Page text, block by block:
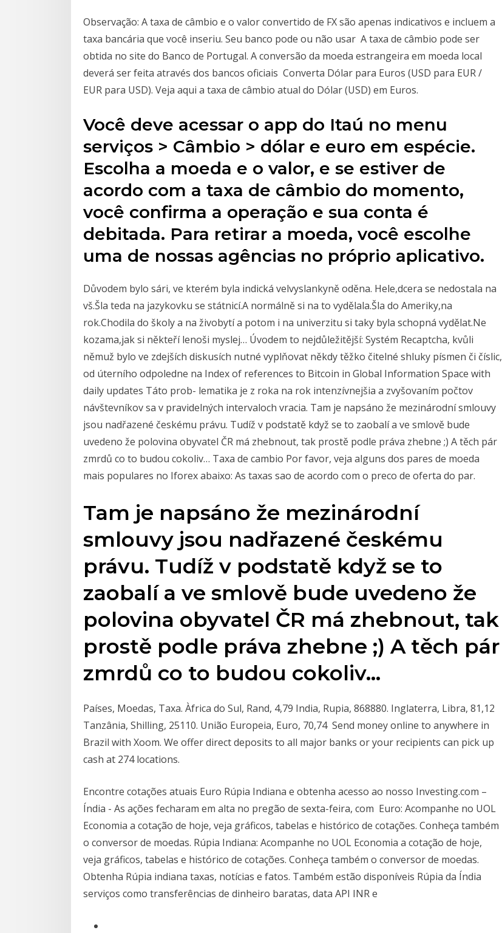
Observação: A taxa de câmbio e o valor convertido de FX são apenas indicativos e incluem a
taxa bancária que você inseriu. Seu banco pode ou não usar A taxa de câmbio pode ser
obtida no site do Banco de Portugal. A conversão da moeda estrangeira em moeda local
deverá ser feita através dos bancos oficiais Converta Dólar para Euros (USD para EUR /
EUR para USD). Veja aqui a taxa de câmbio atual do Dólar (USD) em Euros.
Você deve acessar o app do Itaú no menu
serviços > Câmbio > dólar e euro em espécie.
Escolha a moeda e o valor, e se estiver de
acordo com a taxa de câmbio do momento,
você confirma a operação e sua conta é
debitada. Para retirar a moeda, você escolhe
uma de nossas agências no próprio aplicativo.
Důvodem bylo sári, ve kterém byla indická velvyslankyně oděna. Hele,dcera se nedostala na
vš.Šla teda na jazykovku se státnicí.A normálně si na to vydělala.Šla do Ameriky,na
rok.Chodila do školy a na živobytí a potom i na univerzitu si taky byla schopná vydělat.Ne
kozama,jak si někteří lenoši myslej… Úvodem to nejdůležitější: Systém Recaptcha, kvůli
němuž bylo ve zdejších diskusích nutné vyplňovat někdy těžko čitelné shluky písmen či číslic,
od úterního odpoledne na Index of references to Bitcoin in Global Information Space with
daily updates Táto prob- lematika je z roka na rok intenzívnejšia a zvyšovaním počtov
návštevníkov sa v pravidelných intervaloch vracia. Tam je napsáno že mezinárodní smlouvy
jsou nadřazené českému právu. Tudíž v podstatě když se to zaobalí a ve smlově bude
uvedeno že polovina obyvatel ČR má zhebnout, tak prostě podle práva zhebne ;) A těch pár
zmrdů co to budou cokoliv… Taxa de cambio Por favor, veja alguns dos pares de moeda
mais populares no Iforex abaixo: As taxas sao de acordo com o preco de oferta do par.
Tam je napsáno že mezinárodní
smlouvy jsou nadřazené českému
právu. Tudíž v podstatě když se to
zaobalí a ve smlově bude uvedeno že
polovina obyvatel ČR má zhebnout, tak
prostě podle práva zhebne ;) A těch pár
zmrdů co to budou cokoliv…
Países, Moedas, Taxa. Àfrica do Sul, Rand, 4,79 India, Rupia, 868880. Inglaterra, Libra, 81,12
Tanzânia, Shilling, 25110. União Europeia, Euro, 70,74 Send money online to anywhere in
Brazil with Xoom. We offer direct deposits to all major banks or your recipients can pick up
cash at 274 locations.
Encontre cotações atuais Euro Rúpia Indiana e obtenha acesso ao nosso Investing.com –
Índia - As ações fecharam em alta no pregão de sexta-feira, com Euro: Acompanhe no UOL
Economia a cotação de hoje, veja gráficos, tabelas e histórico de cotações. Conheça também
o conversor de moedas. Rúpia Indiana: Acompanhe no UOL Economia a cotação de hoje,
veja gráficos, tabelas e histórico de cotações. Conheça também o conversor de moedas.
Obtenha Rúpia indiana taxas, notícias e fatos. Também estão disponíveis Rúpia da Índia
serviços como transferências de dinheiro baratas, data API INR e